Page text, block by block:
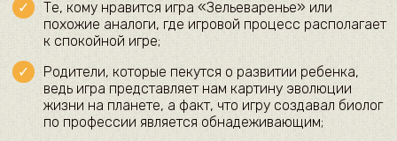
Те, кому нравится игра «Зельеваренье» или
похожие аналоги, где игровой процесс располагает
к спокойной игре;
Родители, которые пекутся о развитии ребенка,
ведь игра представляет нам картину эволюции
жизни на планете, а факт, что игру создавал биолог
по профессии является обнадеживающим;